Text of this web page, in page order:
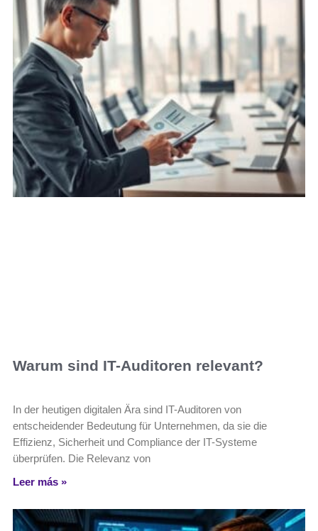
Warum sind IT-Auditoren relevant?
In der heutigen digitalen Ära sind IT-Auditoren von
entscheidender Bedeutung für Unternehmen, da sie die
Effizienz, Sicherheit und Compliance der IT-Systeme
überprüfen. Die Relevanz von
Leer más »